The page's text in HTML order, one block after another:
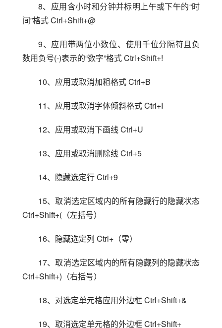
8、应用含小时和分钟并标明上午或下午的“时
间”格式 Ctrl+Shift+@
9、应用带两位小数位、使用千位分隔符且负
数用负号(-)表示的“数字”格式 Ctrl+Shift+!
10、应用或取消加粗格式 Ctrl+B
11、应用或取消字体倾斜格式 Ctrl+I
12、应用或取消下画线 Ctrl+U
13、应用或取消删除线 Ctrl+5
14、隐藏选定行 Ctrl+9
15、取消选定区域内的所有隐藏行的隐藏状态
Ctrl+Shift+(（左括号）
16、隐藏选定列 Ctrl+（零）
17、取消选定区域内的所有隐藏列的隐藏状态
Ctrl+Shift+)（右括号）
18、对选定单元格应用外边框 Ctrl+Shift+&
19、取消选定单元格的外边框 Ctrl+Shift+_